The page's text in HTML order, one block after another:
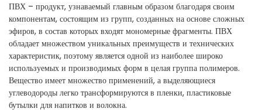
ПВХ – продукт, узнаваемый главным образом благодаря своим
компонентам, состоящим из групп, созданных на основе сложных
эфиров, в состав которых входят мономерные фрагменты. ПВХ
обладает множеством уникальных преимуществ и технических
характеристик, поэтому является одной из наиболее широко
используемых и производимых форм в целая группа полимеров.
Вещество имеет множество применений, а выделяющиеся
углеводороды легко трансформируются в пленки, пластиковые
бутылки для напитков и волокна.